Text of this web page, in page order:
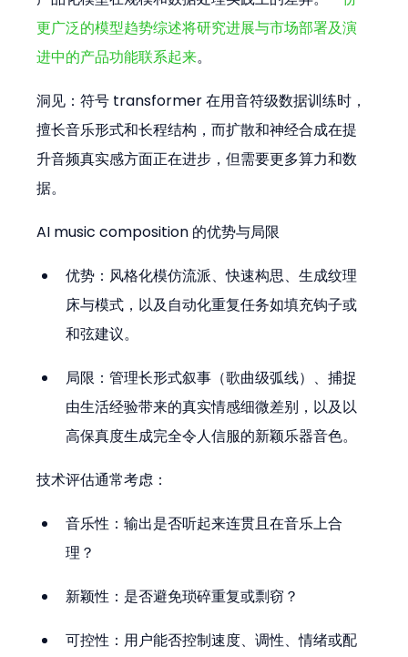
更广泛的模型趋势综述将研究进展与市场部署及演
进中的产品功能联系起来。
洞见：符号 transformer 在用音符级数据训练时，
擅长音乐形式和长程结构，而扩散和神经合成在提
升音频真实感方面正在进步，但需要更多算力和数
据。
AI music composition 的优势与局限
优势：风格化模仿流派、快速构思、生成纹理
床与模式，以及自动化重复任务如填充钩子或
和弦建议。
局限：管理长形式叙事（歌曲级弧线）、捕捉
由生活经验带来的真实情感细微差别，以及以
高保真度生成完全令人信服的新颖乐器音色。
技术评估通常考虑：
音乐性：输出是否听起来连贯且在音乐上合
理？
新颖性：是否避免琐碎重复或剽窃？
可控性：用户能否控制速度、调性、情绪或配